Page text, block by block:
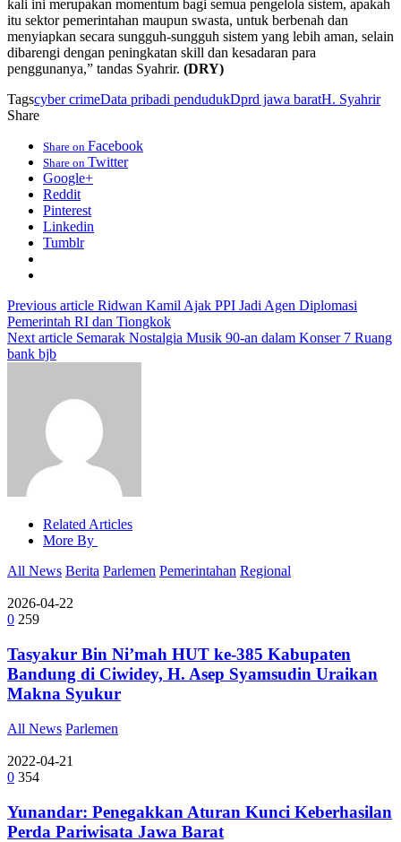
kali ini merupakan momentum bagi semua pengelola sistem, apakah
itu sektor pemerintahan maupun swasta, untuk berbenah dan
menyiapkan secara sungguh-sungguh sistem yang lebih aman, selain
dibarengi dengan peningkatan skill dan kesadaran para
penggunanya,” tandas Syahrir. (DRY)
Tagscyber crimeData pribadi pendudukDprd jawa baratH. Syahrir
Share
Share on Facebook
Share on Twitter
Google+
Reddit
Pinterest
Linkedin
Tumblr
Previous article Ridwan Kamil Ajak PPI Jadi Agen Diplomasi
Pemerintah RI dan Tiongkok
Next article Semarak Nostalgia Musik 90-an dalam Konser 7 Ruang
bank bjb
Related Articles
More By
All News Berita Parlemen Pemerintahan Regional
2026-04-22
0 259
Tasyakur Bin Ni’mah HUT ke-385 Kabupaten
Bandung di Ciwidey, H. Asep Syamsudin Uraikan
Makna Syukur
All News Parlemen
2022-04-21
0 354
Yunandar: Penegakkan Aturan Kunci Keberhasilan
Perda Pariwisata Jawa Barat